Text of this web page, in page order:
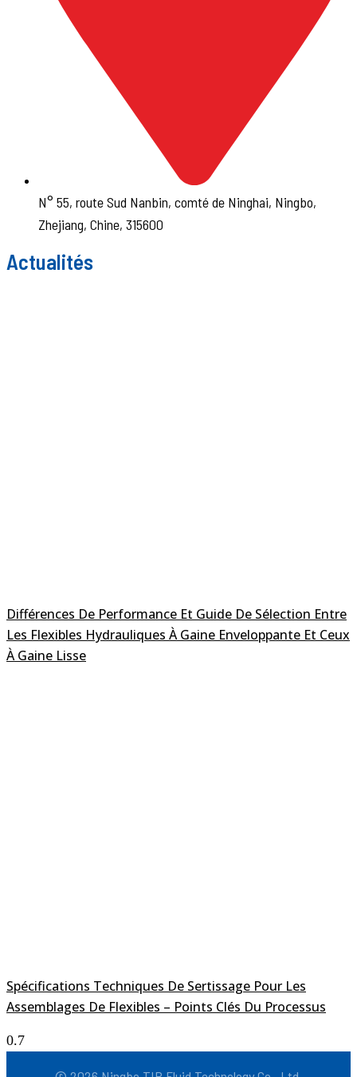
N° 55, route Sud Nanbin, comté de Ninghai, Ningbo,
Zhejiang, Chine, 315600
Actualités
Différences De Performance Et Guide De Sélection Entre
Les Flexibles Hydrauliques À Gaine Enveloppante Et Ceux
À Gaine Lisse
Spécifications Techniques De Sertissage Pour Les
Assemblages De Flexibles – Points Clés Du Processus